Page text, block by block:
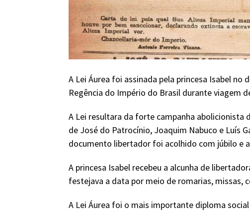
A Lei Áurea foi assinada pela princesa Isabel no
Regência do Império do Brasil durante viagem
A Lei resultara da forte campanha
de José do Patrocínio, Joaquim Nabuco e Luís
documento libertador foi acolhido com júbilo e
A princesa Isabel recebeu a alcunha de
festejava a data por meio de romarias, missas,
A Lei Áurea foi o mais importante diploma